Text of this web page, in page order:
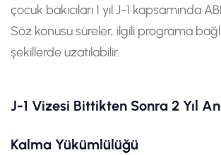
çocuk bakıcıları 1 yıl J-1 kapsamında
Söz konusu süreler, ilgili programa
şekillerde uzatılabilir.
J-1 Vizesi Bittikten Sonra 2 Yıl
Kalma Yükümlülüğü